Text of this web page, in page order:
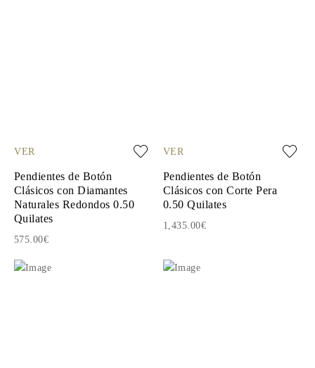
VER
Pendientes de Botón
Clásicos con Diamantes
Naturales Redondos 0.50
Quilates
575.00€
VER
Pendientes de Botón
Clásicos con Corte Pera
0.50 Quilates
1,435.00€